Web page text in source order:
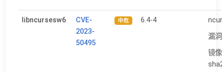
libncursesw6
CVE-
2023-
50495
中危 6.4-4
漏
镜